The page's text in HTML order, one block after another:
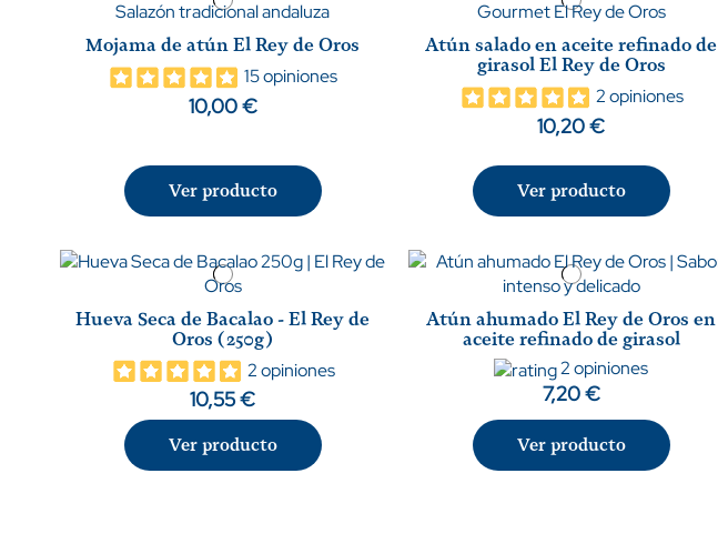
Mojama de atún El Rey de Oros
15 opiniones
10,00 €
Ver producto
Atún salado en aceite refinado de
girasol El Rey de Oros
2 opiniones
10,20 €
Ver producto
Hueva Seca de Bacalao - El Rey de
Oros (250g)
2 opiniones
10,55 €
Ver producto
Atún ahumado El Rey de Oros en
aceite refinado de girasol
2 opiniones
7,20 €
Ver producto